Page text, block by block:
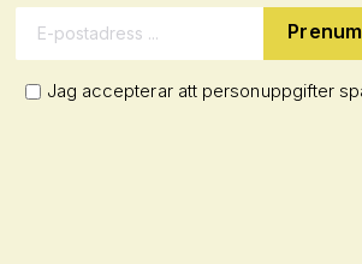
E-postadress:
Jag accepterar att personuppgifter